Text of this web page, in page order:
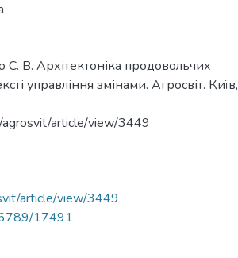
В. Архітектоніка продовольчих
управління змінами. Агросвіт. Київ,
agrosvit/article/view/3449
article/view/3449
17491